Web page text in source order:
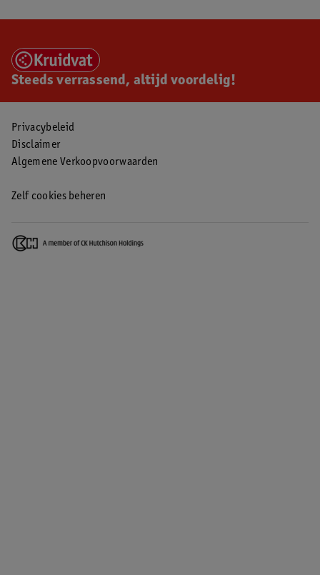
Steeds verrassend, altijd voordelig!
Privacybeleid
Disclaimer
Algemene Verkoopvoorwaarden
Zelf cookies beheren